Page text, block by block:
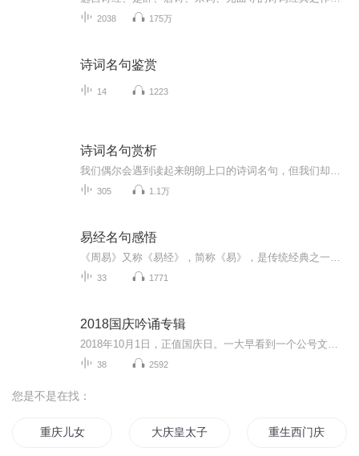
2038 175万
诗词名句鉴赏
14 1223
诗词名句赏析
305 1.1万
易经名句感悟
33 1771
2018国庆吟诵专辑
38 2592
您是不是在找：
重庆儿女 大庆皇太子 重生西门庆